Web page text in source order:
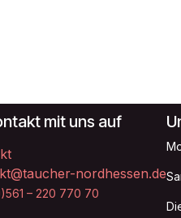
mit uns auf
nordhessen.de
– 220 770 70